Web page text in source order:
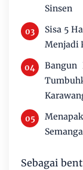
Sinsen
Sisa 5
Menjadi
Bangun
Sebagai